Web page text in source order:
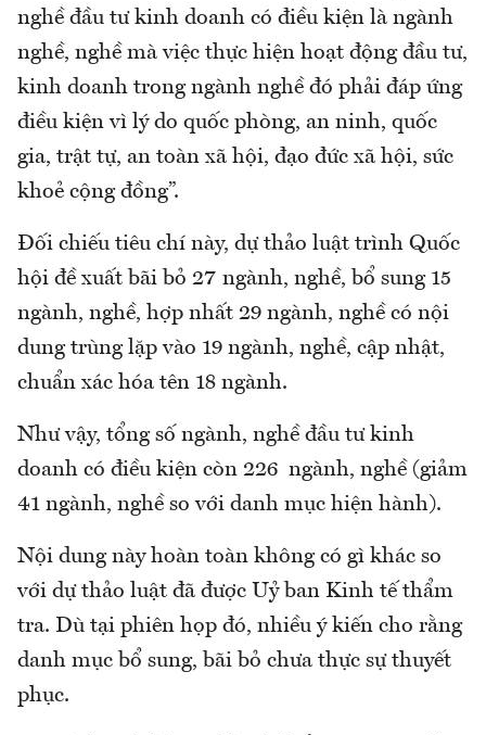
nghề đầu tư kinh doanh có điều kiện là ngành
nghề, nghề mà việc thực hiện hoạt động đầu tư,
kinh doanh trong ngành nghề đó phải đáp ứng
điều kiện vì lý do quốc phòng, an ninh, quốc
gia, trật tự, an toàn xã hội, đạo đức xã hội, sức
khoẻ cộng đồng”.
Đối chiếu tiêu chí này, dự thảo luật trình Quốc
hội đề xuất bãi bỏ 27 ngành, nghề, bổ sung 15
ngành, nghề, hợp nhất 29 ngành, nghề có nội
dung trùng lặp vào 19 ngành, nghề, cập nhật,
chuẩn xác hóa tên 18 ngành.
Như vậy, tổng số ngành, nghề đầu tư kinh
doanh có điều kiện còn 226 ngành, nghề (giảm
41 ngành, nghề so với danh mục hiện hành).
Nội dung này hoàn toàn không có gì khác so
với dự thảo luật đã được Uỷ ban Kinh tế thẩm
tra. Dù tại phiên họp đó, nhiều ý kiến cho rằng
danh mục bổ sung, bãi bỏ chưa thực sự thuyết
phục.